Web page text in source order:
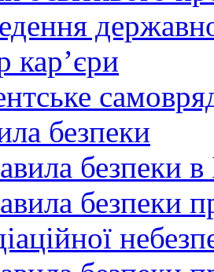
кар’єри
безпеки
безпеки в
безпеки